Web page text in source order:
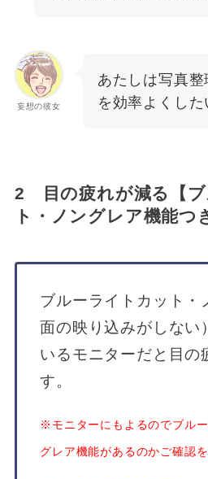
妄想の彼女
あたしは写真
を効率よくした
2 目の疲れが減る【ブ
ト・ノングレア機能つ
ブルーライトカット・
面の映り込みがしない
いるモニターだと目の
す。
※モニターにもよるのでブル
グレア機能があるのかご確認を